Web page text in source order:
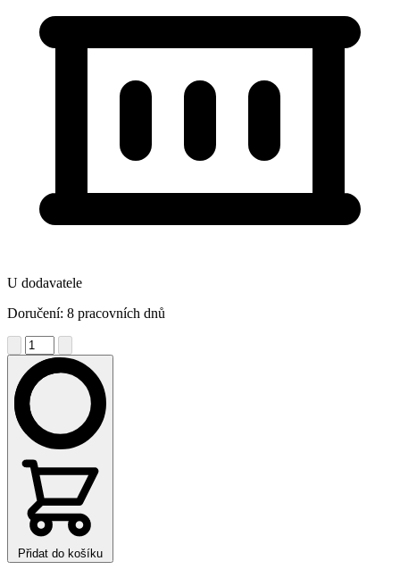
U dodavatele
Doručení: 8 pracovních dnů
Přidat do košíku